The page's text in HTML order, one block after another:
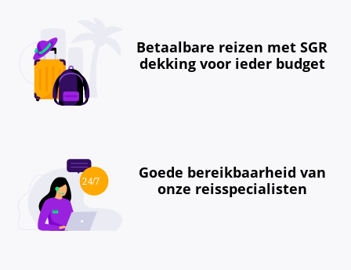
Betaalbare reizen met SGR
dekking voor ieder budget
Goede bereikbaarheid van
onze reisspecialisten